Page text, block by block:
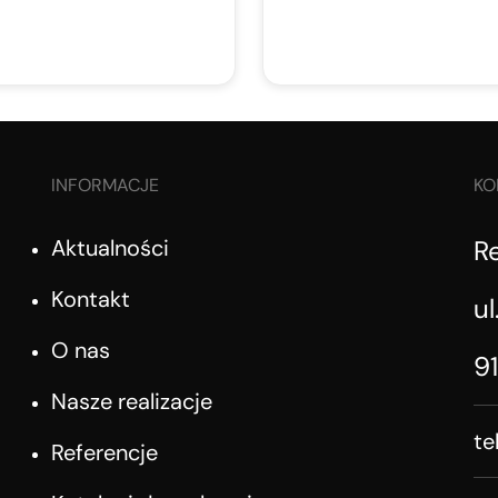
INFORMACJE
Aktualności
Kontakt
O nas
Nasze realizacje
Referencje